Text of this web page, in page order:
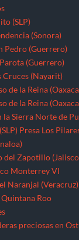
(SLP)
(Sonora)
Pedro (Guerrero)
(Guerrero)
Cruces (Nayarit)
de la Reina
de la Reina
Sierra Norte de
Presa Los
del Zapotillo
Monterrey VI
Naranjal (Veracruz)
Quintana Roo
preciosas en